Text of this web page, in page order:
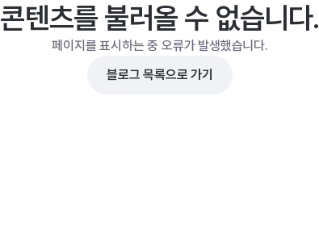
콘텐츠를 불러올 수 없습니다.
페이지를 표시하는 중 오류가 발생했습니다.
블로그 목록으로 가기